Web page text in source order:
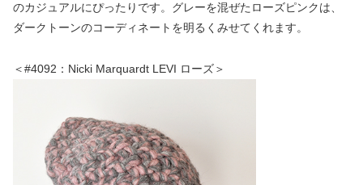
のカジュアルにぴったりです。グレーを混ぜたローズピンクは、
ダークトーンのコーディネートを明るくみせてくれます。
＜#4092：Nicki Marquardt LEVI ローズ＞